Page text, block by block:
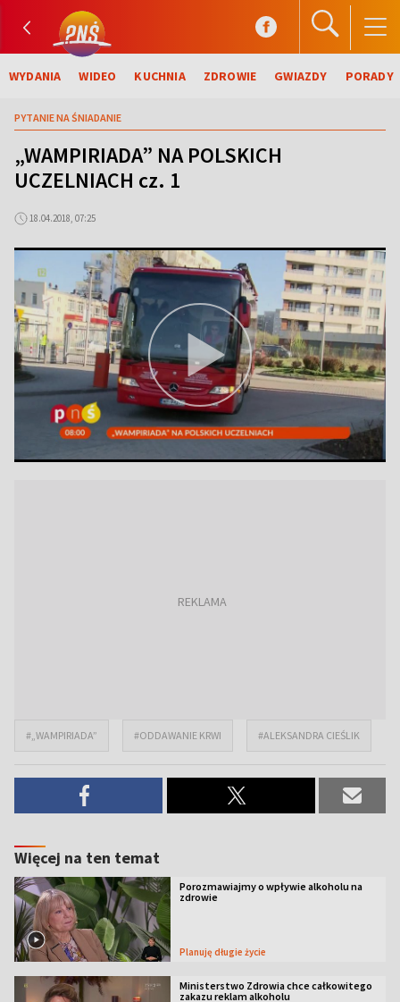
WYDANIA WIDEO KUCHNIA ZDROWIE GWIAZDY PORADY
PYTANIE NA ŚNIADANIE
„WAMPIRIADA” NA POLSKICH
UCZELNIACH cz. 1
18.04.2018, 07:25
#„WAMPIRIADA” #ODDAWANIE KRWI #ALEKSANDRA CIEŚLIK
Więcej na ten temat
Porozmawiajmy o wpływie alkoholu na
zdrowie
Planuję długie życie
Ministerstwo Zdrowia chce całkowitego
zakazu reklam alkoholu